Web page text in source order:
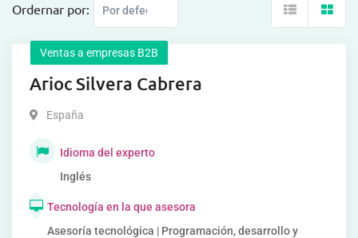
Ordernar por:
Ventas a empresas B2B
Arioc Silvera Cabrera
España
Idioma del experto
Inglés
Tecnología en la que asesora
Asesoría tecnológica | Programación, desarrollo y